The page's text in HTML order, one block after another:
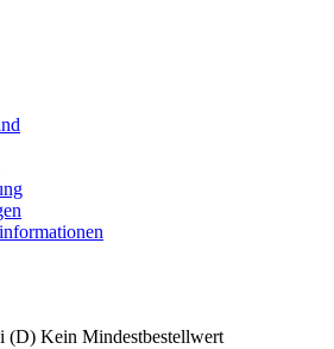
(D) Kein Mindestbestellwert